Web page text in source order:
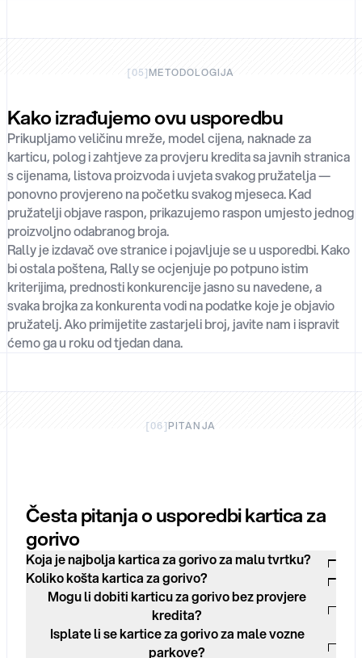
[05]METODOLOGIJA
Kako izrađujemo ovu usporedbu
Prikupljamo veličinu mreže, model cijena, naknade za
karticu, polog i zahtjeve za provjeru kredita sa javnih stranica
s cijenama, listova proizvoda i uvjeta svakog pružatelja —
ponovno provjereno na početku svakog mjeseca. Kad
pružatelji objave raspon, prikazujemo raspon umjesto jednog
proizvoljno odabranog broja.
Rally je izdavač ove stranice i pojavljuje se u usporedbi. Kako
bi ostala poštena, Rally se ocjenjuje po potpuno istim
kriterijima, prednosti konkurencije jasno su navedene, a
svaka brojka za konkurenta vodi na podatke koje je objavio
pružatelj. Ako primijetite zastarjeli broj, javite nam i ispravit
ćemo ga u roku od tjedan dana.
[06]PITANJA
Česta pitanja o usporedbi kartica za
gorivo
Koja je najbolja kartica za gorivo za malu tvrtku?
Koliko košta kartica za gorivo?
Mogu li dobiti karticu za gorivo bez provjere
kredita?
Isplate li se kartice za gorivo za male vozne
parkove?